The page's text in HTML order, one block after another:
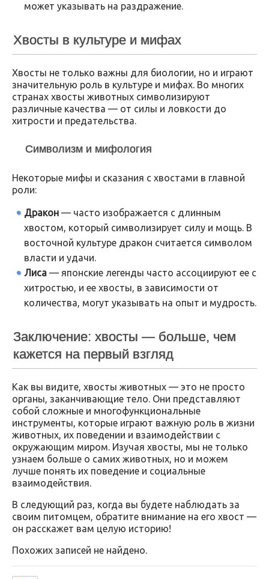
может указывать на раздражение.
Хвосты в культуре и мифах
Хвосты не только важны для биологии, но и играют
значительную роль в культуре и мифах. Во многих
странах хвосты животных символизируют
различные качества — от силы и ловкости до
хитрости и предательства.
Символизм и мифология
Некоторые мифы и сказания с хвостами в главной
роли:
Дракон — часто изображается с длинным
хвостом, который символизирует силу и мощь. В
восточной культуре дракон считается символом
власти и удачи.
Лиса — японские легенды часто ассоциируют ее с
хитростью, и ее хвосты, в зависимости от
количества, могут указывать на опыт и мудрость.
Заключение: хвосты — больше, чем
кажется на первый взгляд
Как вы видите, хвосты животных — это не просто
органы, заканчивающие тело. Они представляют
собой сложные и многофункциональные
инструменты, которые играют важную роль в жизни
животных, их поведении и взаимодействии с
окружающим миром. Изучая хвосты, мы не только
узнаем больше о самих животных, но и можем
лучше понять их поведение и социальные
взаимодействия.
В следующий раз, когда вы будете наблюдать за
своим питомцем, обратите внимание на его хвост —
он расскажет вам целую историю!
Похожих записей не найдено.